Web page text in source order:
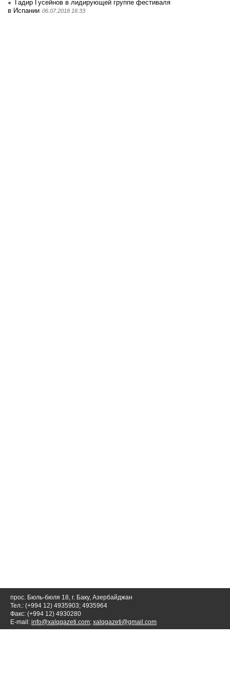
Гадир Гусейнов в лидирующей группе фестиваля
в Испании 06.07.2018 16:33
прос. Бюль-бюля 18, г. Баку, Азербайджан
Тел.: (+994 12) 4935903; 4935964
Факс: (+994 12) 4930280
E-mail: info@xalqqazeti.com; xalqqazeti@gmail.com